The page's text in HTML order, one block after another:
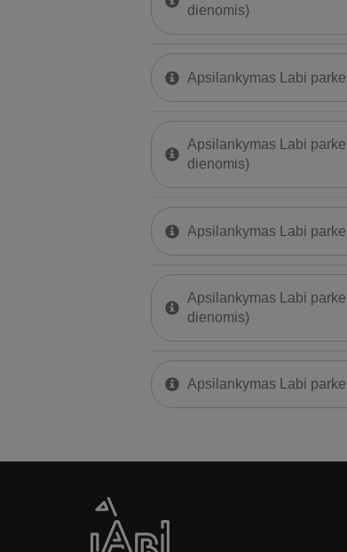
dienomis)
Apsilankymas Labi
Apsilankymas Labi
dienomis)
Apsilankymas Labi
Apsilankymas Labi
dienomis)
Apsilankymas Labi